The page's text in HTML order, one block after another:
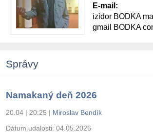
E-mail:
izidor BODKA
gmail BODKA
Správy
Namakaný deň 2026
20.04 | 20:25 | Miroslav Bendík
Dátum udalosti: 04.05.2026